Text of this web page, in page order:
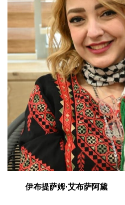
伊布提萨姆·艾布萨阿黛